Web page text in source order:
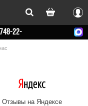
Вход
22-
Отзывы на Яндексе